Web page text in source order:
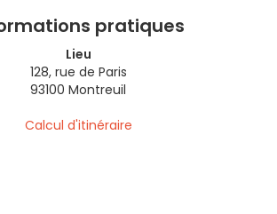
pratiques
Lieu
128, rue de Paris
93100 Montreuil
Calcul d'itinéraire